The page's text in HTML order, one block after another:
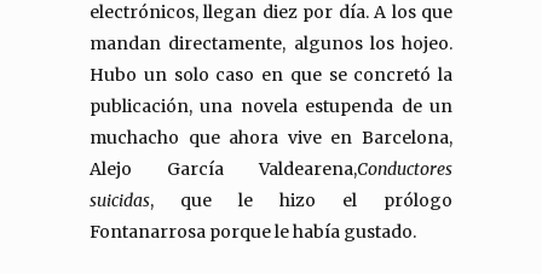
electrónicos, llegan diez por día. A los que
mandan directamente, algunos los hojeo.
Hubo un solo caso en que se concretó la
publicación, una novela estupenda de un
muchacho que ahora vive en Barcelona,
Alejo García Valdearena,Conductores
suicidas, que le hizo el prólogo
Fontanarrosa porque le había gustado.